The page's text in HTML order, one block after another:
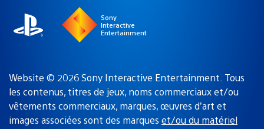
Sony
Interactive
Entertainment
Website © 2026 Sony Interactive Entertainment. Tous
les contenus, titres de jeux, noms commerciaux et/ou
vêtements commerciaux, marques, œuvres d’art et
images associées sont des marques et/ou du matériel